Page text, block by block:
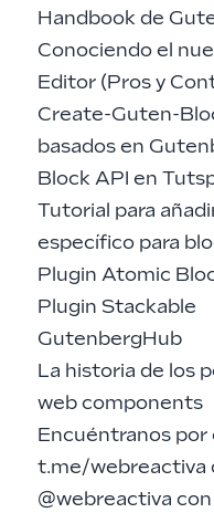
Handbook de
Conociendo el
Editor (Pros y
Create-Guten-
basados en
Block API en
Tutorial para
específico para
Plugin Atomic
Plugin Stackable
GutenbergHub
La historia de los
web components
Encuéntranos por
t.me/webreactiva
@webreactiva